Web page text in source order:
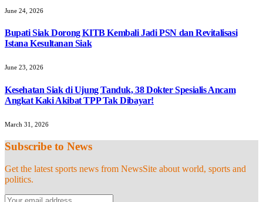
June 24, 2026
Bupati Siak Dorong KITB Kembali Jadi PSN dan Revitalisasi
Istana Kesultanan Siak
June 23, 2026
Kesehatan Siak di Ujung Tanduk, 38 Dokter Spesialis Ancam
Angkat Kaki Akibat TPP Tak Dibayar!
March 31, 2026
Subscribe to News
Get the latest sports news from NewsSite about world, sports and
politics.